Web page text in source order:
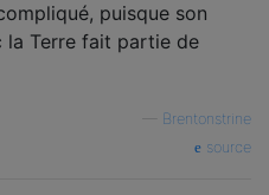
puisque son
la Terre fait partie de
Brentonstrine
source